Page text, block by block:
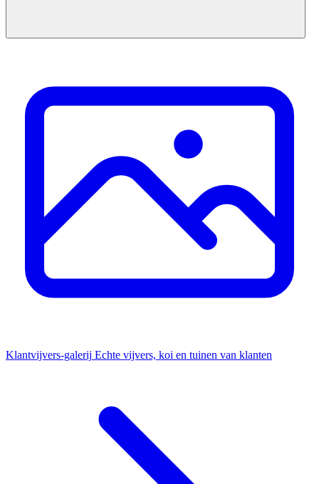
Klantvijvers-galerij Echte vijvers, koi en tuinen van klanten